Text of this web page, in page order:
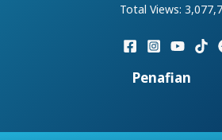
Total Views:
Penafian